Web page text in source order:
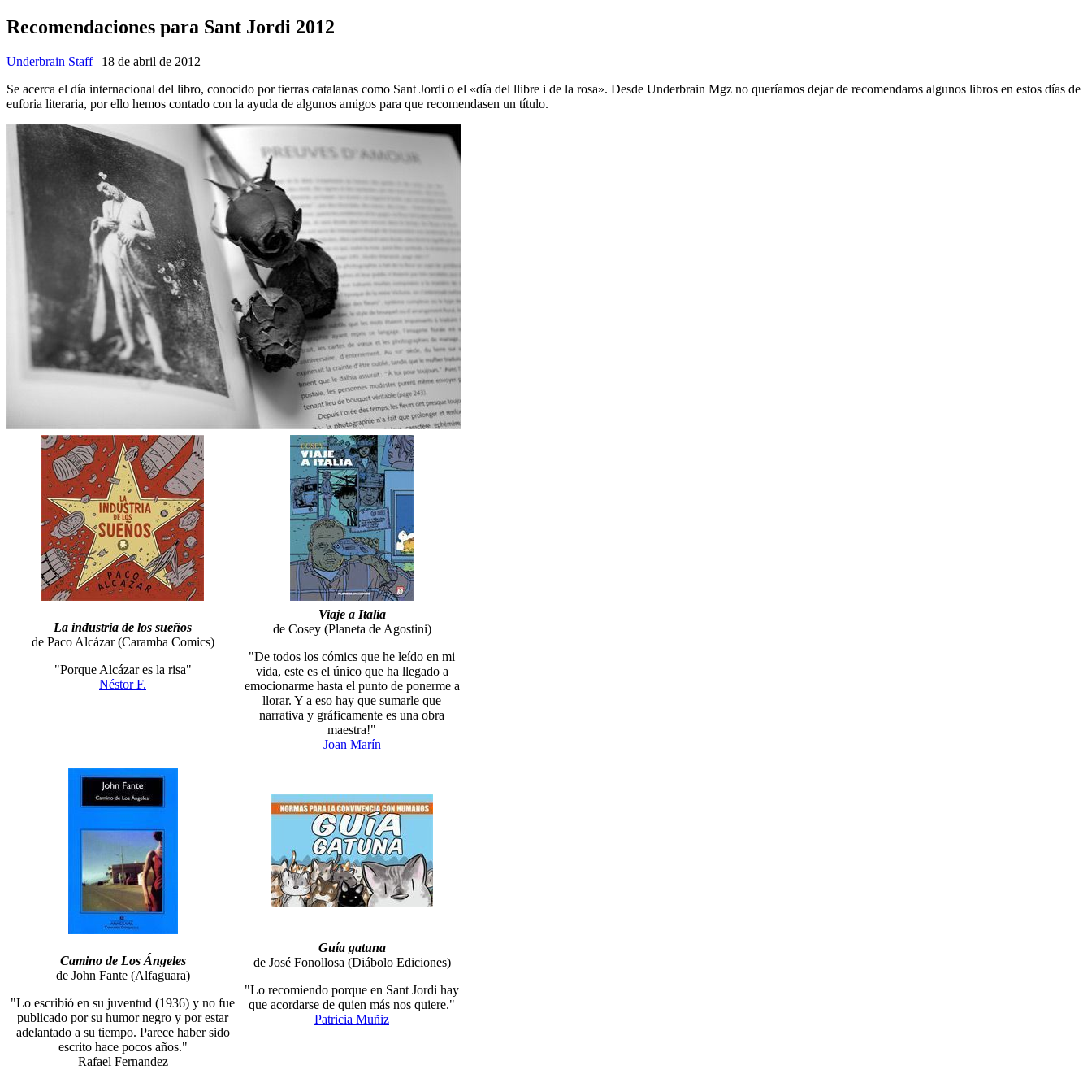
Recomendaciones para Sant Jordi 2012
Underbrain Staff| 18 de abril de 2012
Se acerca el día internacional del libro, conocido por tierras catalanas como Sant Jordi o el «día del llibre i de la rosa». Desde Underbrain Mgz no queríamos dejar de recomendaros algunos libros en estos días de
euforia literaria, por ello hemos contado con la ayuda de algunos amigos para que recomendasen un título.
La industria de los sueños
de Paco Alcázar (Caramba Comics)
"Porque Alcázar es la risa"
Néstor F.
Viaje a Italia
de Cosey (Planeta de Agostini)
"De todos los cómics que he leído en mi
vida, este es el único que ha llegado a
emocionarme hasta el punto de ponerme a
llorar. Y a eso hay que sumarle que
narrativa y gráficamente es una obra
maestra!"
Joan Marín
Camino de Los Ángeles
de John Fante (Alfaguara)
"Lo escribió en su juventud (1936) y no fue
publicado por su humor negro y por estar
adelantado a su tiempo. Parece haber sido
escrito hace pocos años."
Rafael Fernandez
Guía gatuna
de José Fonollosa (Diábolo Ediciones)
"Lo recomiendo porque en Sant Jordi hay
que acordarse de quien más nos quiere."
Patricia Muñiz